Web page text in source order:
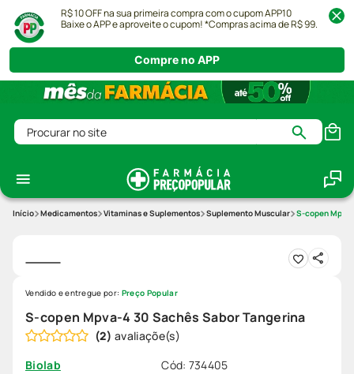
R$ 10 OFF na sua primeira compra com o cupom APP10
Baixe o APP e aproveite o cupom! *Compras acima de R$ 99.
Compre no APP
Procurar no site
Medicamentos Vitaminas e Suplementos Suplemento Muscular S-copen
S-copen Mpva-4 30 Sachês Sabor Tangerina
(2)
Biolab
Cód: 734405
Vendido e entregue por: Preço Popular